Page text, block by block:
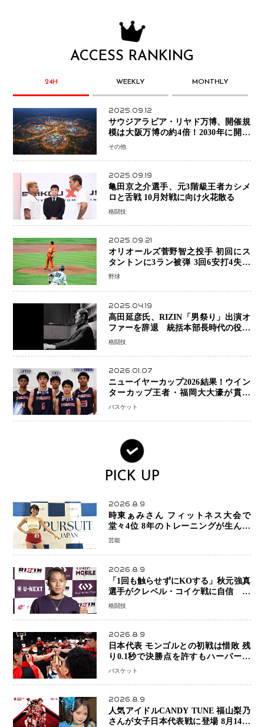
ACCESS RANKING
24H WEEKLY MONTHLY
2025.09.12
サウジアラビア・リヤド万博、開催規
模は大阪万博の約4倍！2030年に開幕
予定
その他
2025.09.19
亀田京之介選手、元3階級王者カシメ
格闘技
2025.09.21
オリオールズ菅野智之投手 初回にス
タントンに3ラン被弾 3回6安打4失点
で降板
野球
2025.04.19
高田延彦氏、RIZIN「男祭り」出演オ
ファーを辞退 統括本部長時代の役目
「すでに終えています」と明言
格闘技
2026.01.07
ニューイヤーカップ2026結果！ウイン
ターカップ王者・福岡大大濠が貫禄
V！ 東山は“背番号継承”で新たな物語
バスケット
PICK UP
2026.8.9
時東ぁみさん フィットネス大会で
堂々4位 8年のトレーニングが生んだ
健康美「4位になってホッとしていま
芸能
2026.8.9
「1回も触らせずにKOする」秋元強真
選手がクレベル・コイケ戦に自信 青
木真也と2カ月の寝技対策「引き込ま
格闘技
2026.8.9
日本代表 モンゴルとの初戦は惜敗 残
り0.1秒で決勝点を許すもハーパージ
ュニア15得点 カーク18得点と存在感
バスケット
2026.8.9
人気アイドルCANDY TUNE 福山梨乃
さんが女子日本代表戦に登場 8月14日